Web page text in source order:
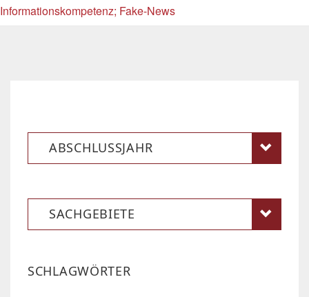
Informationskompetenz; Fake-News
ABSCHLUSSJAHR
SACHGEBIETE
SCHLAGWÖRTER